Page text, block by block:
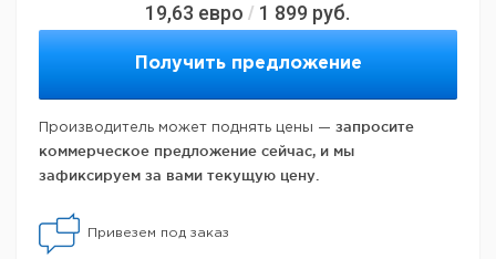
19,63 евро / 1 899 руб.
Получить предложение
Производитель может поднять цены — запросите
коммерческое предложение сейчас, и мы
зафиксируем за вами текущую цену.
Привезем под заказ